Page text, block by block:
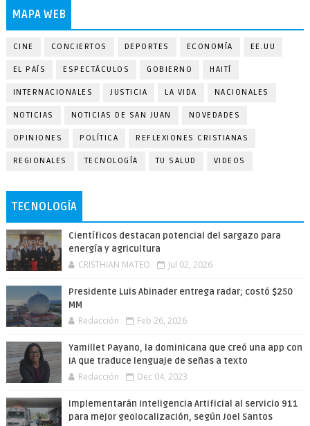
MAPA WEB
CINE CONCIERTOS DEPORTES ECONOMÍA EE.UU
EL PAÍS ESPECTÁCULOS GOBIERNO HAITÍ
INTERNACIONALES JUSTICIA LA VIDA NACIONALES
NOTICIAS NOTICIAS DE SAN JUAN NOVEDADES
OPINIONES POLÍTICA REFLEXIONES CRISTIANAS
REGIONALES TECNOLOGÍA TU SALUD VIDEOS
TECNOLOGÍA
Científicos destacan potencial del sargazo para
energía y agricultura
CRISTHIAN MATEO Jul 02, 2026
Presidente Luis Abinader entrega radar; costó $250
MM
Redacción Feb 26, 2026
Yamillet Payano, la dominicana que creó una app con
IA que traduce lenguaje de señas a texto
Redacción Dec 04, 2023
Implementarán Inteligencia Artificial al servicio 911
para mejor geolocalización, según Joel Santos